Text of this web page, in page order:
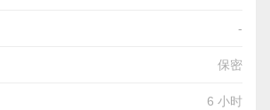
-
保密
6 小时